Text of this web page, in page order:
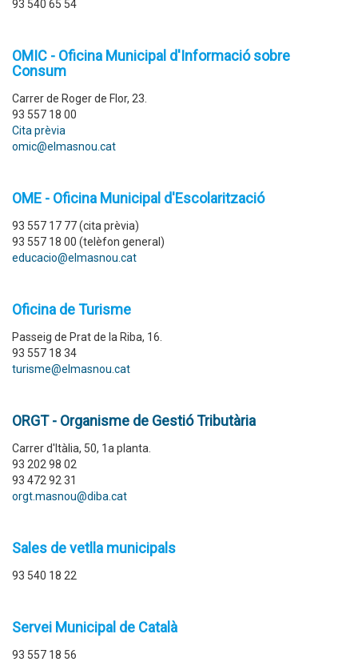
93 540 65 54
OMIC - Oficina Municipal d'Informació sobre
Consum
Carrer de Roger de Flor, 23.
93 557 18 00
Cita prèvia
omic@elmasnou.cat
OME - Oficina Municipal d'Escolarització
93 557 17 77 (cita prèvia)
93 557 18 00 (telèfon general)
educacio@elmasnou.cat
Oficina de Turisme
Passeig de Prat de la Riba, 16.
93 557 18 34
turisme@elmasnou.cat
ORGT - Organisme de Gestió Tributària
Carrer d'Itàlia, 50, 1a planta.
93 202 98 02
93 472 92 31
orgt.masnou@diba.cat
Sales de vetlla municipals
93 540 18 22
Servei Municipal de Català
93 557 18 56